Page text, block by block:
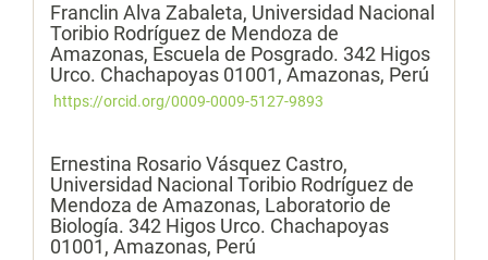
Franclin Alva Zabaleta, Universidad Nacional
Toribio Rodríguez de Mendoza de
Amazonas, Escuela de Posgrado. 342 Higos
Urco. Chachapoyas 01001, Amazonas, Perú
https://orcid.org/0009-0009-5127-9893
Ernestina Rosario Vásquez Castro,
Universidad Nacional Toribio Rodríguez de
Mendoza de Amazonas, Laboratorio de
Biología. 342 Higos Urco. Chachapoyas
01001, Amazonas, Perú